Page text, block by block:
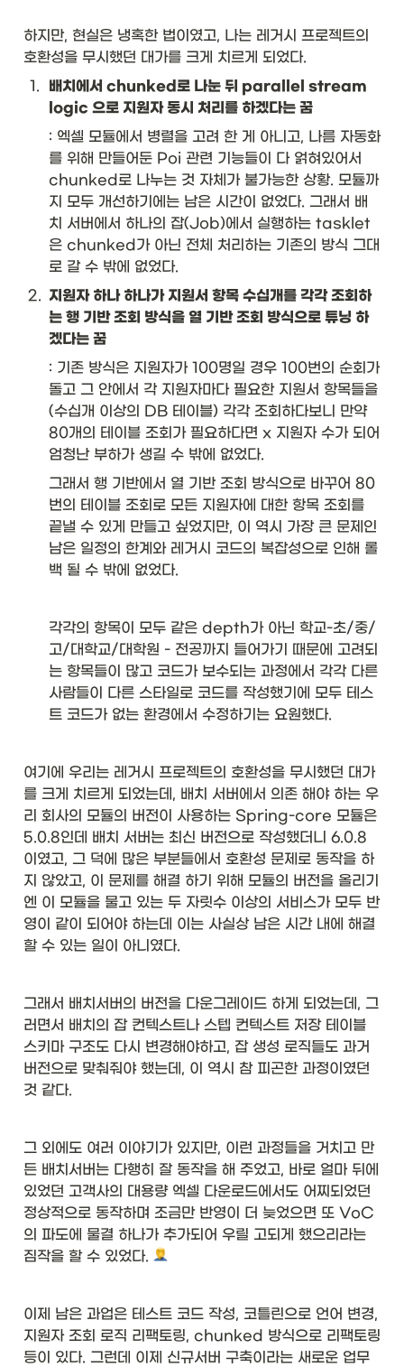
하지만, 현실은 냉혹한 법이였고, 나는 레거시 프로젝트의
호환성을 무시했던 대가를 크게 치르게 되었다.
1.
배치에서 chunked로 나눈 뒤 parallel stream
logic 으로 지원자 동시 처리를 하겠다는 꿈
: 엑셀 모듈에서 병렬을 고려 한 게 아니고, 나름 자동화
를 위해 만들어둔 Poi 관련 기능들이 다 얽혀있어서
chunked로 나누는 것 자체가 불가능한 상황. 모듈까
지 모두 개선하기에는 남은 시간이 없었다. 그래서 배
치 서버에서 하나의 잡(Job)에서 실행하는 tasklet
은 chunked가 아닌 전체 처리하는 기존의 방식 그대
로 갈 수 밖에 없었다.
2. 지원자 하나 하나가 지원서 항목 수십개를 각각 조회하
는 행 기반 조회 방식을 열 기반 조회 방식으로 튜닝 하
겠다는 꿈
: 기존 방식은 지원자가 100명일 경우 100번의 순회가
돌고 그 안에서 각 지원자마다 필요한 지원서 항목들을
(수십개 이상의 DB 테이블) 각각 조회하다보니 만약
80개의 테이블 조회가 필요하다면 x 지원자 수가 되어
엄청난 부하가 생길 수 밖에 없었다.
그래서 행 기반에서 열 기반 조회 방식으로 바꾸어 80
번의 테이블 조회로 모든 지원자에 대한 항목 조회를
끝낼 수 있게 만들고 싶었지만, 이 역시 가장 큰 문제인
남은 일정의 한계와 레거시 코드의 복잡성으로 인해 롤
백 될 수 밖에 없었다.
각각의 항목이 모두 같은 depth가 아닌 학교-초/중/
고/대학교/대학원 - 전공까지 들어가기 때문에 고려되
는 항목들이 많고 코드가 보수되는 과정에서 각각 다른
사람들이 다른 스타일로 코드를 작성했기에 모두 테스
트 코드가 없는 환경에서 수정하기는 요원했다.
여기에 우리는 레거시 프로젝트의 호환성을 무시했던 대가
를 크게 치르게 되었는데, 배치 서버에서 의존 해야 하는 우
리 회사의 모듈의 버전이 사용하는 Spring-core 모듈은
5.0.8인데 배치 서버는 최신 버전으로 작성했더니 6.0.8
이였고, 그 덕에 많은 부분들에서 호환성 문제로 동작을 하
지 않았고, 이 문제를 해결 하기 위해 모듈의 버전을 올리기
엔 이 모듈을 물고 있는 두 자릿수 이상의 서비스가 모두 반
영이 같이 되어야 하는데 이는 사실상 남은 시간 내에 해결
할 수 있는 일이 아니였다.
그래서 배치서버의 버전을 다운그레이드 하게 되었는데, 그
러면서 배치의 잡 컨텍스트나 스텝 컨텍스트 저장 테이블
스키마 구조도 다시 변경해야하고, 잡 생성 로직들도 과거
버전으로 맞춰줘야 했는데, 이 역시 참 피곤한 과정이였던
것 같다.
그 외에도 여러 이야기가 있지만, 이런 과정들을 거치고 만
든 배치서버는 다행히 잘 동작을 해 주었고, 바로 얼마 뒤에
있었던 고객사의 대용량 엑셀 다운로드에서도 어찌되었던
정상적으로 동작하며 조금만 반영이 더 늦었으면 또 VoC
의 파도에 물결 하나가 추가되어 우릴 고되게 했으리라는
짐작을 할 수 있었다.
이제 남은 과업은 테스트 코드 작성, 코틀린으로 언어 변경,
지원자 조회 로직 리팩토링, chunked 방식으로 리팩토링
등이 있다. 그런데 이제 신규서버 구축이라는 새로운 업무